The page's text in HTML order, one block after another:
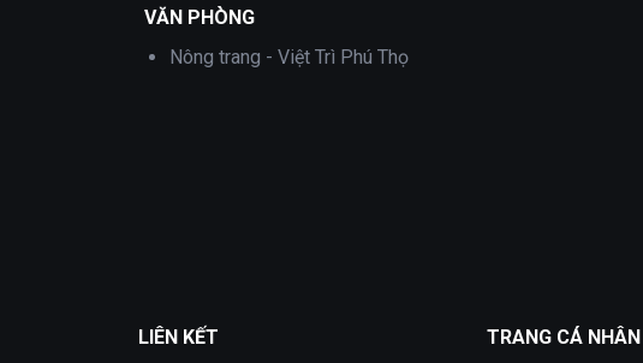
VĂN PHÒNG
Nông trang - Việt Trì Phú Thọ
LIÊN KẾT TRANG CÁ NHÂN